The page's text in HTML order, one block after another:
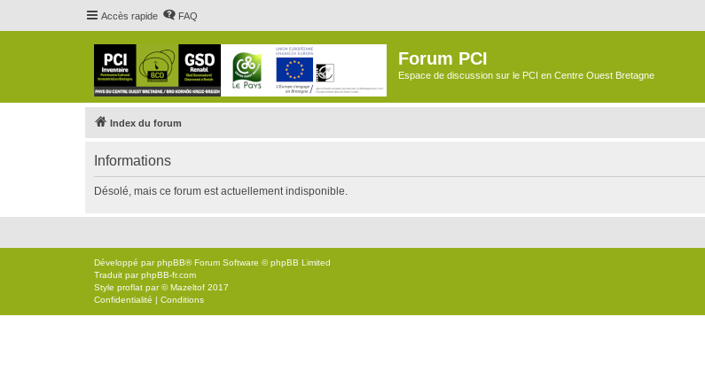
Accès rapide FAQ
Forum PCI
Espace de discussion sur le PCI en Centre Ouest Bretagne
Index du forum
Informations
Désolé, mais ce forum est actuellement indisponible.
Développé parphpBB® Forum Software © phpBB Limited
Traduit parphpBB-fr.com
Style proflat par ©Mazeltof 2017
Confidentialité | Conditions